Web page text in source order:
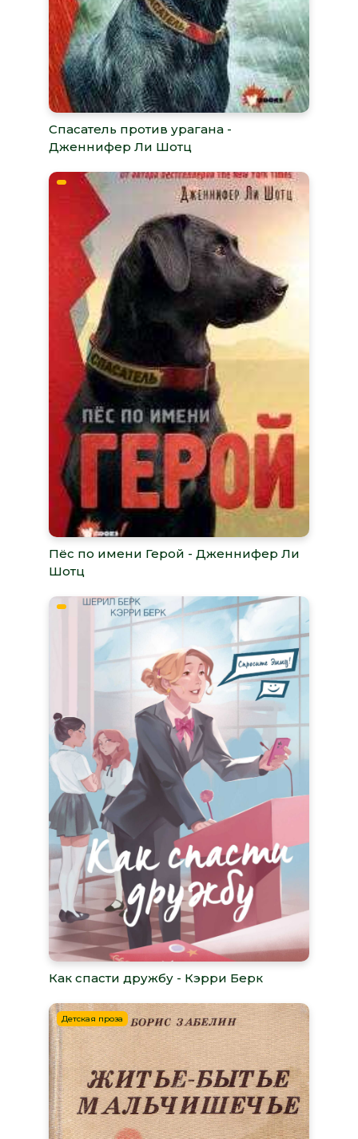
Спасатель против урагана -
Дженнифер Ли Шотц
Пёс по имени Герой - Дженнифер Ли
Шотц
Как спасти дружбу - Кэрри Берк
Детская проза